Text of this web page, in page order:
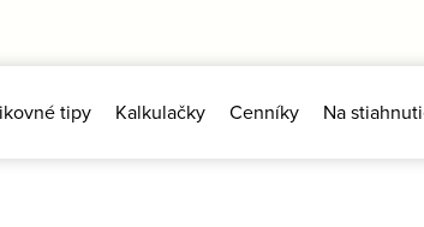
tipy Kalkulačky Cenníky Na